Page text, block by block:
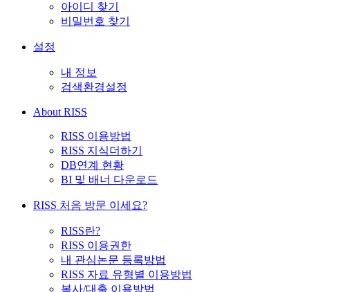
아이디 찾기
비밀번호 찾기
설정
내 정보
검색환경설정
About RISS
RISS 이용방법
RISS 지식더하기
DB연계 현황
BI 및 배너 다운로드
RISS 처음 방문 이세요?
RISS란?
RISS 이용권한
내 관심논문 등록방법
RISS 자료 유형별 이용방법
복사/대출 이용방법